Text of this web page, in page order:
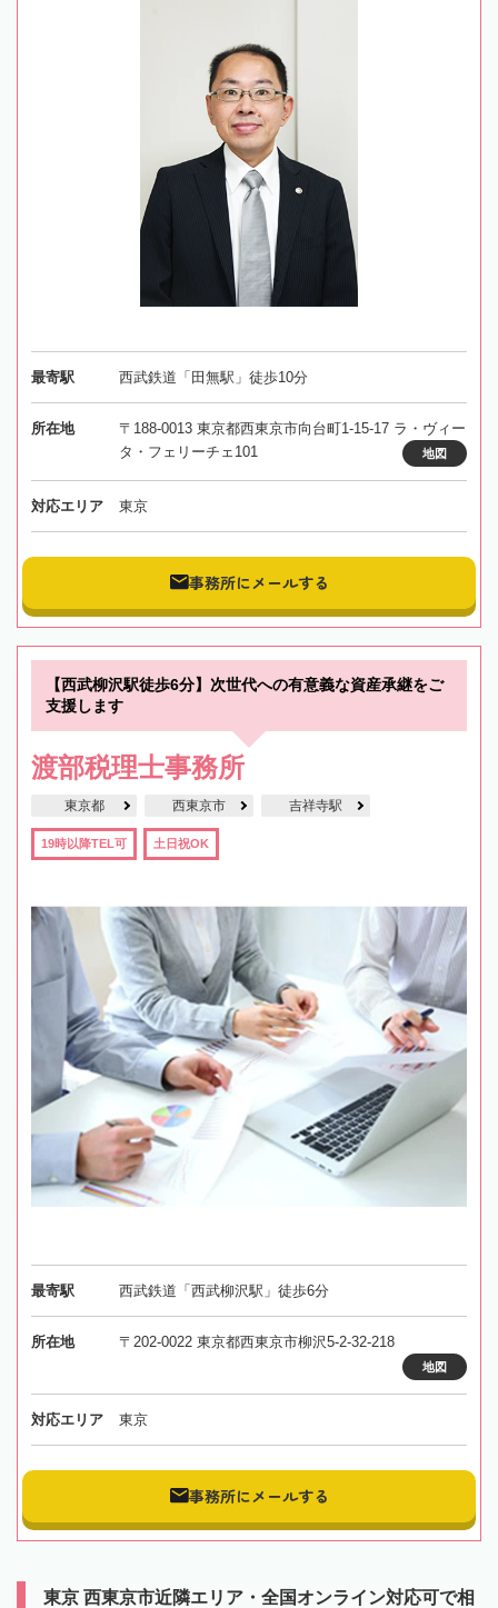
最寄駅 西武鉄道「田無駅」徒歩10分
所在地
〒188-0013 東京都西東京市向台町1-15-17 ラ・ヴィー
タ・フェリーチェ101
地図
対応エリア 東京
事務所にメールする
【西武柳沢駅徒歩6分】次世代への有意義な資産承継をご
支援します
渡部税理士事務所
東京都 西東京市 吉祥寺駅
19時以降TEL可 土日祝OK
最寄駅 西武鉄道「西武柳沢駅」徒歩6分
所在地 〒202-0022 東京都西東京市柳沢5-2-32-218
地図
対応エリア 東京
事務所にメールする
東京 西東京市近隣エリア・全国オンライン対応可で相